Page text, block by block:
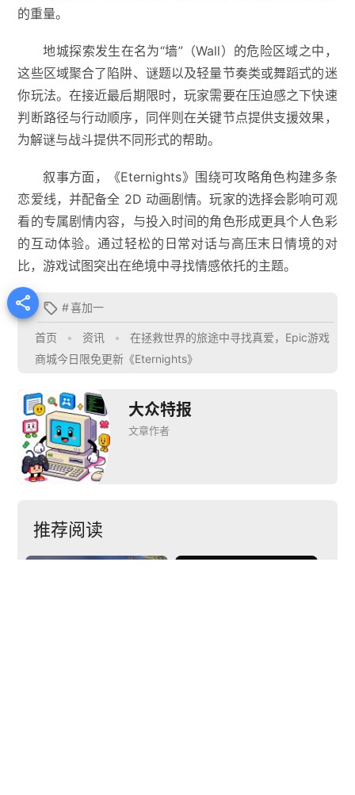
的重量。
地城探索发生在名为“墙”（Wall）的危险区域之中，
这些区域聚合了陷阱、谜题以及轻量节奏类或舞蹈式的迷
你玩法。在接近最后期限时，玩家需要在压迫感之下快速
判断路径与行动顺序，同伴则在关键节点提供支援效果，
为解谜与战斗提供不同形式的帮助。
叙事方面，《Eternights》围绕可攻略角色构建多条
恋爱线，并配备全 2D 动画剧情。玩家的选择会影响可观
看的专属剧情内容，与投入时间的角色形成更具个人色彩
的互动体验。通过轻松的日常对话与高压末日情境的对
比，游戏试图突出在绝境中寻找情感依托的主题。
  #喜加一
首页 • 资讯 •
在拯救世界的旅途中寻找真爱，Epic游戏
商城今日限免更新《Eternights》
大众特报
文章作者
推荐阅读